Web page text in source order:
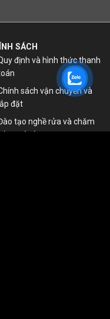
SÁCH
định và hình thức thanh
sách vận chuyển và
lắp đặt
tạo nghề rửa và chăm
xe ô tô